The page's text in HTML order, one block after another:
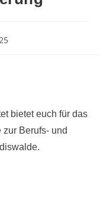
bietet euch für das
Berufs- und